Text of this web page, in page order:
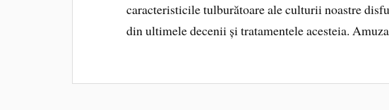
caracteristicile tulburătoare ale culturii noastre
din ultimele decenii și tratamentele acesteia.